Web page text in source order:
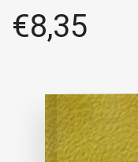
€8,35